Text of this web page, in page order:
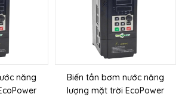
năng
Biến tần bơm nước năng
lượng mặt trời EcoPower